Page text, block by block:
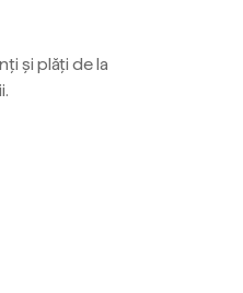
și plăți de la